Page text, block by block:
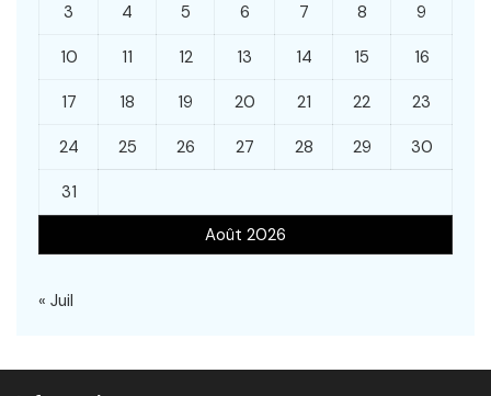
Août 2026
3 4 5 6 7 8 9
10 11 12 13 14 15 16
17 18 19 20 21 22 23
24 25 26 27 28 29 30
31
« Juil